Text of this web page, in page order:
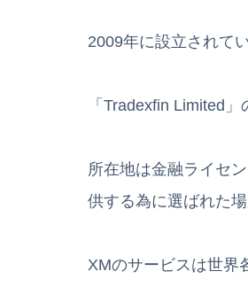
2009年に設立されて
「Tradexfin Limited
所在地は金融ライセ
供する為に選ばれた場
XMのサービスは世界